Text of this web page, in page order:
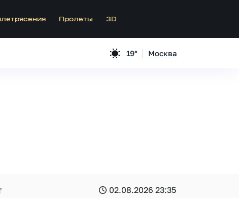
Пролеты 3D
19° Москва
02.08.2026 23:35